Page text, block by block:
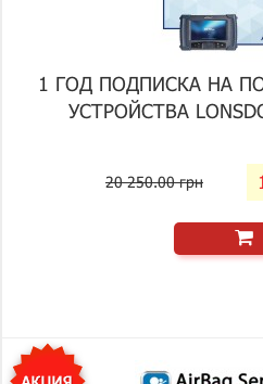
1 ГОД ПОДПИСКА НА
УСТРОЙСТВА
20 250.00 грн